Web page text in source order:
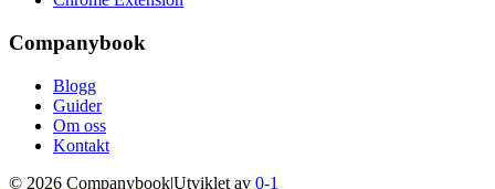
Companybook
Blogg
Guider
Om oss
Kontakt
© 2026 Companybook|Utviklet av 0-1